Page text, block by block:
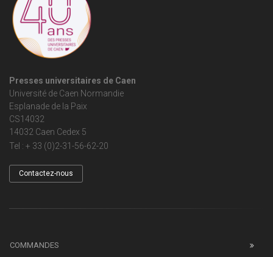
Presses universitaires de Caen
Université de Caen Normandie
Esplanade de la Paix
CS14032
14032 Caen Cedex 5
Tel : + 33 (0)2-31-56-62-20
Contactez-nous
COMMANDES